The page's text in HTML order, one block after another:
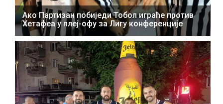
Ако Партизан побиједи Тобол играће против
Хетафеа у плеј-офу за Лигу конференције